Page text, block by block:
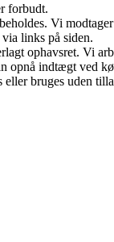
forbudt.
Vi
links på siden.
ophavsret. Vi
opnå indtægt ved
bruges uden